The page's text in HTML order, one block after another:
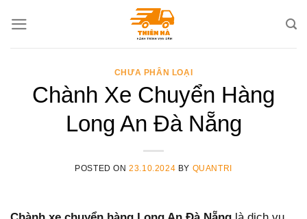
CHƯA PHÂN LOẠI
Chành Xe Chuyển Hàng
Long An Đà Nẵng
POSTED ON23.10.2024 BY QUANTRI